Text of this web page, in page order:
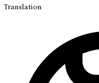
Translation